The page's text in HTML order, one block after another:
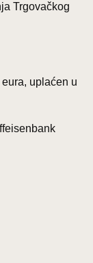
Trgovačkog
uplaćen u